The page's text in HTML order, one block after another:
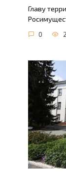
Главу
0